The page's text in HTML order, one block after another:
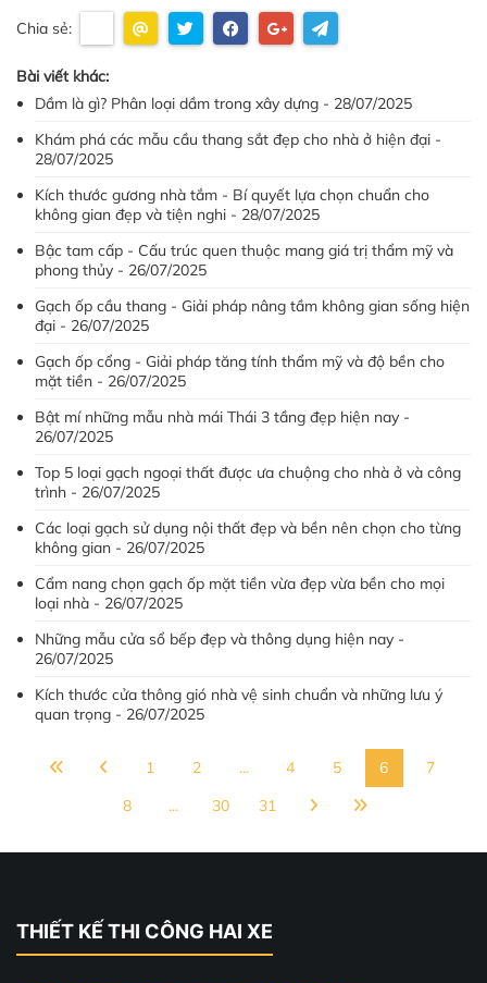
Chia sẻ:
Bài viết khác:
Dầm là gì? Phân loại dầm trong xây dựng - 28/07/2025
Khám phá các mẫu cầu thang sắt đẹp cho nhà ở hiện đại -
28/07/2025
Kích thước gương nhà tắm - Bí quyết lựa chọn chuẩn cho
không gian đẹp và tiện nghi - 28/07/2025
Bậc tam cấp - Cấu trúc quen thuộc mang giá trị thẩm mỹ và
phong thủy - 26/07/2025
Gạch ốp cầu thang - Giải pháp nâng tầm không gian sống hiện
đại - 26/07/2025
Gạch ốp cổng - Giải pháp tăng tính thẩm mỹ và độ bền cho
mặt tiền - 26/07/2025
Bật mí những mẫu nhà mái Thái 3 tầng đẹp hiện nay -
26/07/2025
Top 5 loại gạch ngoại thất được ưa chuộng cho nhà ở và công
trình - 26/07/2025
Các loại gạch sử dụng nội thất đẹp và bền nên chọn cho từng
không gian - 26/07/2025
Cẩm nang chọn gạch ốp mặt tiền vừa đẹp vừa bền cho mọi
loại nhà - 26/07/2025
Những mẫu cửa sổ bếp đẹp và thông dụng hiện nay -
26/07/2025
Kích thước cửa thông gió nhà vệ sinh chuẩn và những lưu ý
quan trọng - 26/07/2025
1 2 ... 4 5 6
7
8
... 30 31
THIẾT KẾ THI CÔNG HAI XE